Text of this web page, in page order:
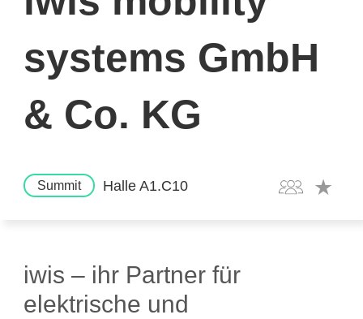
systems GmbH
& Co. KG
Summit Halle A1.C10
iwis – ihr Partner für
elektrische und